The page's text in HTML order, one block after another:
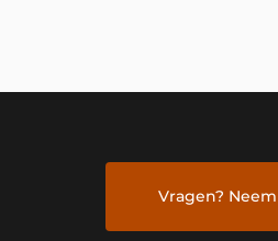
Vragen?